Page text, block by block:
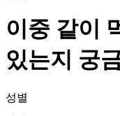
이중 같이
있는지 궁
성별